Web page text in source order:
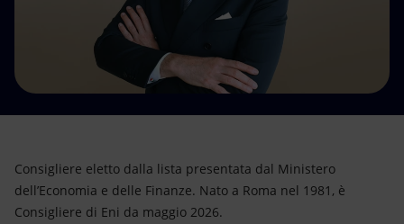
Scenari energetici
Consigliere eletto dalla lista presentata dal Ministero
dell’Economia e delle Finanze. Nato a Roma nel 1981, è
Consigliere di Eni da maggio 2026.